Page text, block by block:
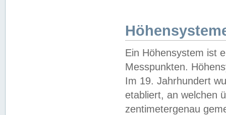
Ein Höhensystem ist
Messpunkten.
Im 19. Jahrhundert
etabliert, an welchen
zentimetergenau